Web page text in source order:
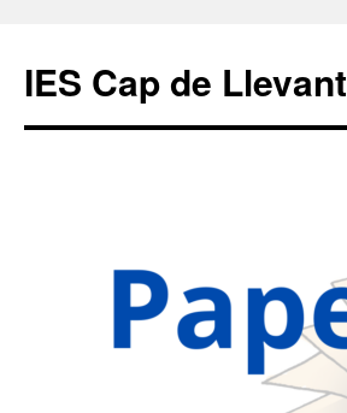
IES Cap de Llevant